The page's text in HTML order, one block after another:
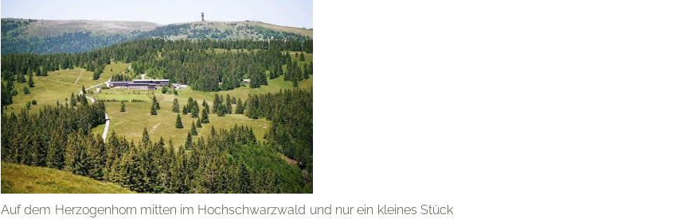
Auf dem Herzogenhorn mitten im Hochschwarzwald und nur ein kleines Stück